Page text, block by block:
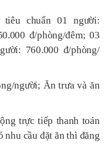
tiêu chuẩn01 người:
đ/phòng/đêm; 03
760.000 đ/phòng/
người; Ăn trưa và ăn
trực tiếp thanh toán
nhu cầu đặt ăn thì đăng